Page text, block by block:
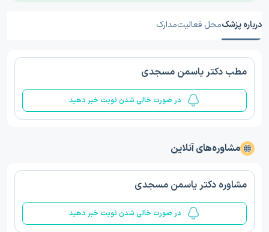
درباره پزشکمحل فعالیتمدارک
مطب دکتر یاسمن مسجدی
در صورت خالی شدن نوبت خبر دهید
مشاوره‌های آنلاین
مشاوره دکتر یاسمن مسجدی
در صورت خالی شدن نوبت خبر دهید